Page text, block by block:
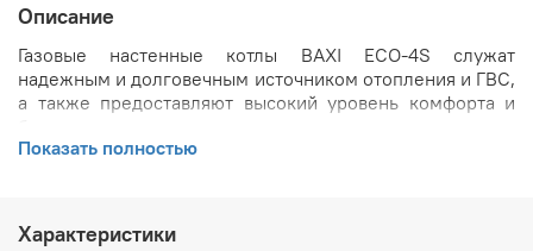
Описание
Газовые настенные котлы BAXI ECO-4S служат
надежным и долговечным источником отопления и ГВС,
а также предоставляют высокий уровень комфорта и
Компактные размеры: 730х400х299 мм, что
Показать полностью
Характеристики